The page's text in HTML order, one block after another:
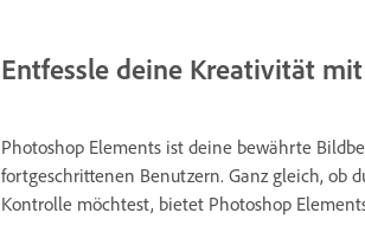
Entfessle deine Kreativität
Photoshop Elements ist deine bewährte
fortgeschrittenen Benutzern. Ganz gleich, ob
Kontrolle möchtest, bietet Photoshop